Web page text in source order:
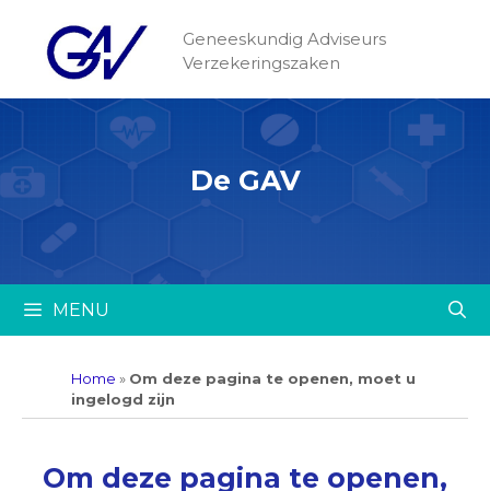
Geneeskundig Adviseurs
Verzekeringszaken
De GAV
MENU
Home » Om deze pagina te openen, moet u
ingelogd zijn
Om deze pagina te openen,